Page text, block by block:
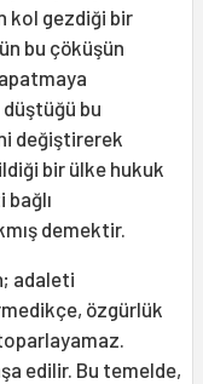
kol gezdiği bir
bu çöküşün
bu
değiştirerek
bir ülke hukuk
demektir.
adaleti
özgürlük
edilir. Bu temelde,